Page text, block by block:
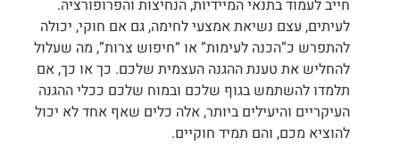
חייב לעמוד בתנאי המיידיות, הנחיצות והפרופורציה.
לעיתים, עצם נשיאת אמצעי לחימה, גם אם חוקי, יכולה
להתפרש כ”הכנה לעימות” או “חיפוש צרות”, מה שעלול
להחליש את טענת ההגנה העצמית שלכם. כך או כך, אם
תלמדו להשתמש בגוף שלכם ובמוח שלכם ככלי ההגנה
העיקריים והיעילים ביותר, אלה כלים שאף אחד לא יכול
להוציא מכם, והם תמיד חוקיים.